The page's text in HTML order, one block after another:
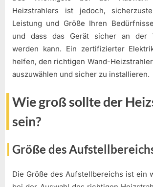
Heizstrahlers ist jedoch,
Leistung und Größe Ihren
und dass das Gerät sicher an der
werden kann. Ein zertifizierter
helfen, den richtigen Wand-
auszuwählen und sicher zu installieren.
Wie groß sollte der
sein?
Größe des
Die Größe des Aufstellbereichs ist ein